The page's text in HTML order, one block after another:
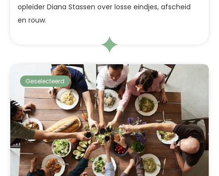
opleider Diana Stassen over losse eindjes, afscheid
en rouw.
Geselecteerd